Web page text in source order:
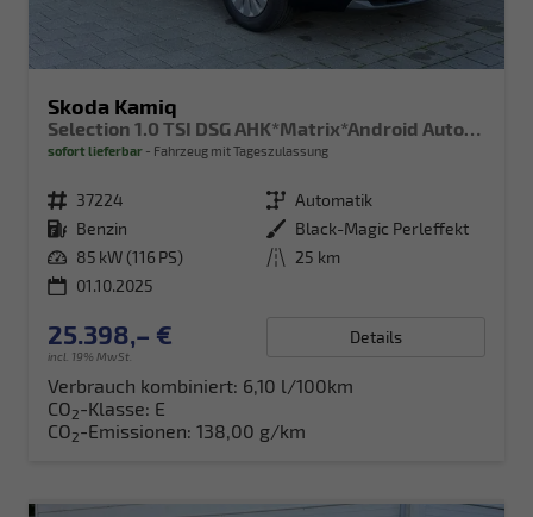
Skoda Kamiq
Selection 1.0 TSI DSG AHK*Matrix*Android Auto*SHZ*Kamera*Keyless*2Z Klimaauto*
sofort lieferbar Fahrzeug mit Tageszulassung
Fahrzeugnr. 37224 Getriebe Automatik
Kraftstoff Benzin Außenfarbe Black-Magic Perleffekt
Leistung 85 kW (116 PS) Kilometerstand 25 km
01.10.2025
25.398,– €
incl. 19% MwSt.
Details
Verbrauch kombiniert: 6,10 l/100km
CO2-Klasse: E
CO2-Emissionen: 138,00 g/km